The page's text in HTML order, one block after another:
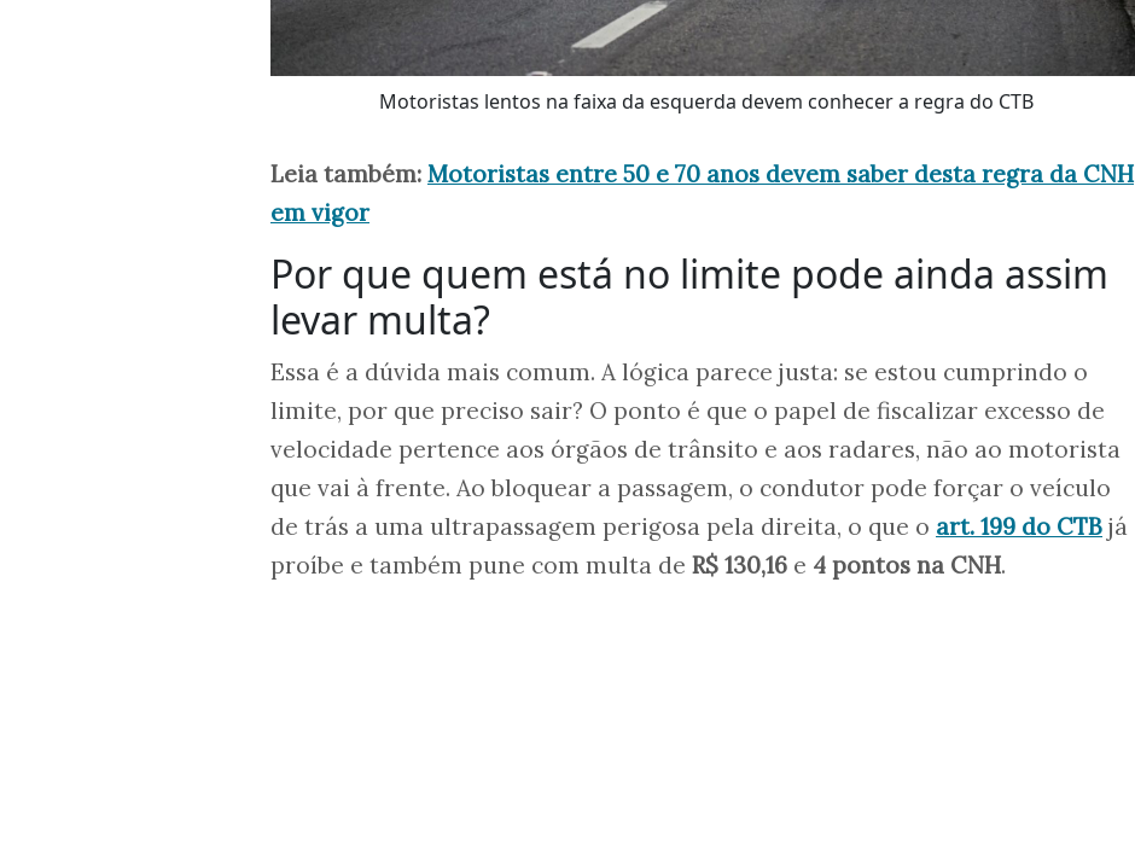
Motoristas lentos na faixa da esquerda devem conhecer a regra do CTB
Leia também: Motoristas entre 50 e 70 anos devem saber desta regra da CNH
em vigor
Por que quem está no limite pode ainda assim
levar multa?
Essa é a dúvida mais comum. A lógica parece justa: se estou cumprindo o
limite, por que preciso sair? O ponto é que o papel de fiscalizar excesso de
velocidade pertence aos órgãos de trânsito e aos radares, não ao motorista
que vai à frente. Ao bloquear a passagem, o condutor pode forçar o veículo
de trás a uma ultrapassagem perigosa pela direita, o que o art. 199 do CTB já
proíbe e também pune com multa de R$ 130,16 e 4 pontos na CNH.